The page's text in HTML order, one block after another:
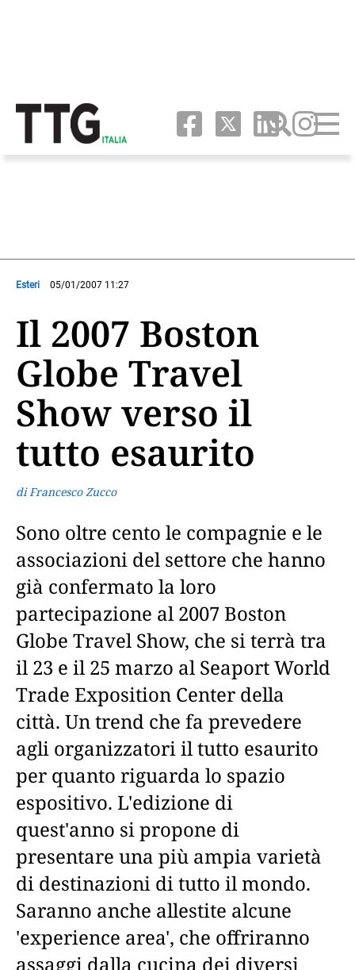
Esteri 05/01/2007 11:27
Il 2007 Boston
Globe Travel
Show verso il
tutto esaurito
di Francesco Zucco
Sono oltre cento le compagnie e le
associazioni del settore che hanno
già confermato la loro
partecipazione al 2007 Boston
Globe Travel Show, che si terrà tra
il 23 e il 25 marzo al Seaport World
Trade Exposition Center della
città. Un trend che fa prevedere
agli organizzatori il tutto esaurito
per quanto riguarda lo spazio
espositivo. L'edizione di
quest'anno si propone di
presentare una più ampia varietà
di destinazioni di tutto il mondo.
Saranno anche allestite alcune
'experience area', che offriranno
assaggi dalla cucina dei diversi